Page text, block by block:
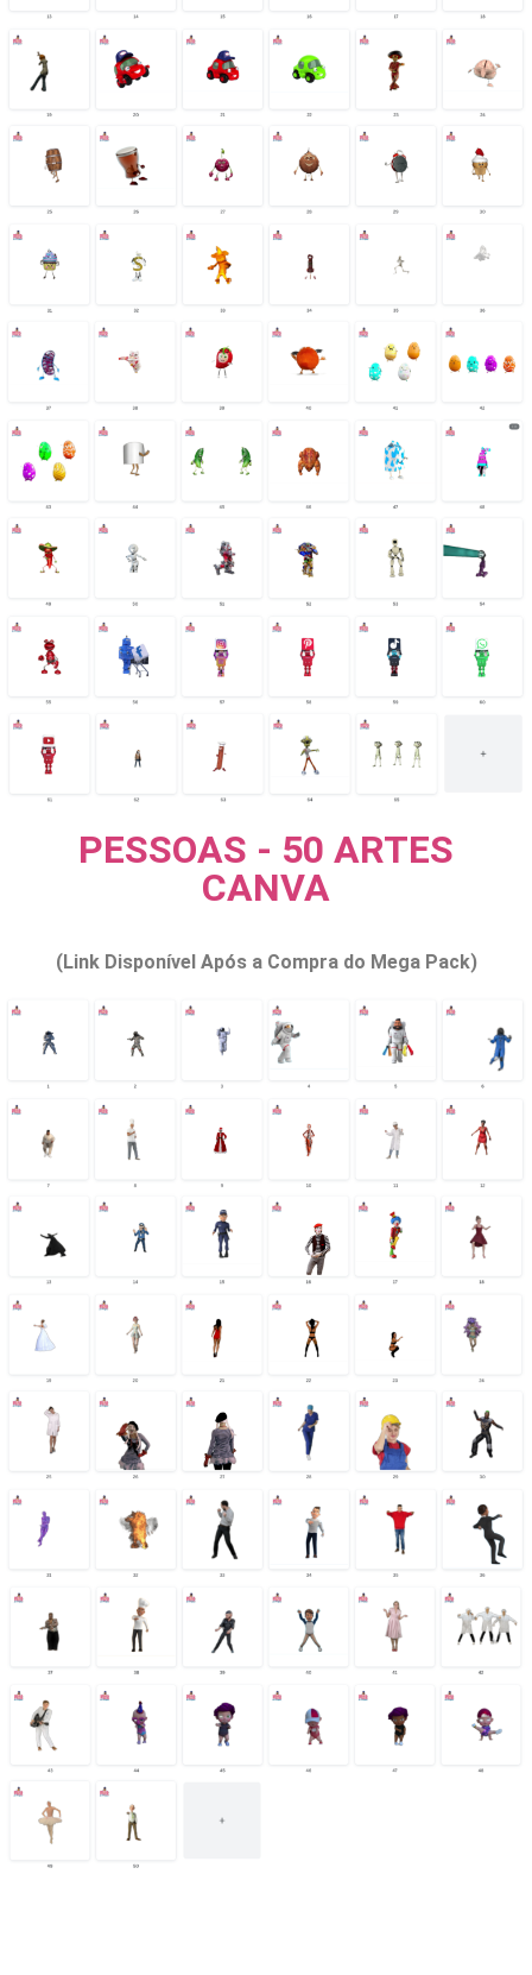
PESSOAS - 50 ARTES
CANVA
(Link Disponível Após a Compra do Mega Pack)